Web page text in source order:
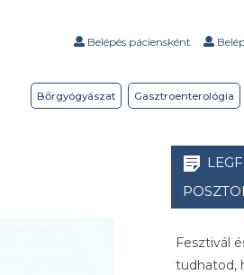
Belépés páciensként
Gasztroenterológia
Bőrgyógyászat
Fesztivál
tudhatod,